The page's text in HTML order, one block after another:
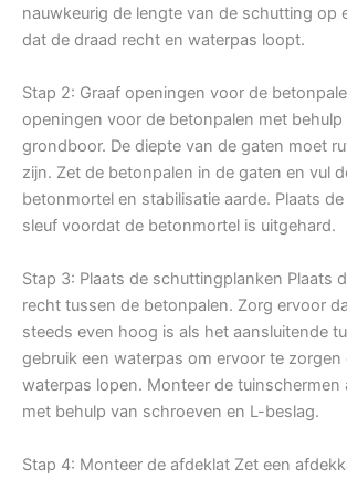
nauwkeurig de lengte van de schutting op
dat de draad recht en waterpas loopt.
Stap 2: Graaf openingen voor de
openingen voor de betonpalen met behulp
grondboor. De diepte van de gaten moet
zijn. Zet de betonpalen in de gaten en vul
betonmortel en stabilisatie aarde. Plaats
sleuf voordat de betonmortel is uitgehard.
Stap 3: Plaats de schuttingplanken Plaats
recht tussen de betonpalen. Zorg ervoor
steeds even hoog is als het aansluitende
gebruik een waterpas om ervoor te zorgen
waterpas lopen. Monteer de tuinschermen
met behulp van schroeven en L-beslag.
Stap 4: Monteer de afdeklat Zet een